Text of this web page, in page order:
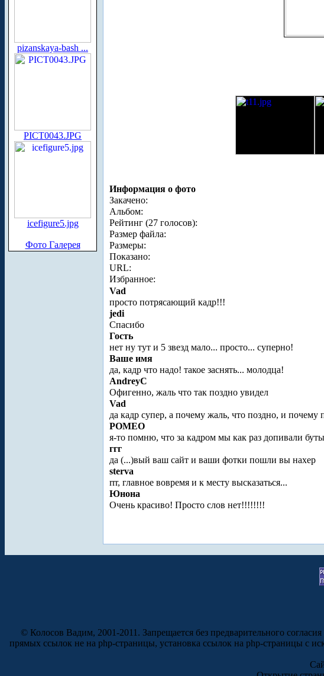
pizanskaya-bash ...
PICT0043.JPG
icefigure5.jpg
Фото Галерея
Информация о фото
Закачено:
Альбом:
Рейтинг (27 голосов):
Размер файла:
Размеры:
Показано:
URL:
Избранное:
Vad
просто потрясающий кадр!!!
jedi
Спасибо
Гость
нет ну тут и 5 звезд мало... просто... суперно!
Ваше имя
да, кадр что надо! такое заснять... молодца!
AndreyC
Офигенно, жаль что так поздно увидел
Vad
да кадр супер, а почему жаль, что поздно, и почему
POMEO
я-то помню, что за кадром мы как раз допивали
ггг
да (...)вый ваш сайт и ваши фотки пошли вы нахер
sterva
rrr, главное вовремя и к месту высказаться...
Юнона
Очень красиво! Просто слов нет!!!!!!!!
© Колосов Вадим, 2001-2011. Запрещается без предварительного
прямых ссылок не на php-страницы, установка ссылок на php-страницы с